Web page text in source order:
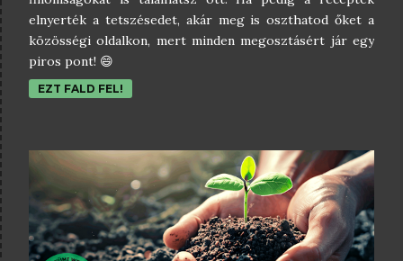
elnyerték a tetszésedet, akár meg is oszthatod őket a
közösségi oldalkon, mert minden megosztásért jár egy
piros pont! 😄
EZT FALD FEL!